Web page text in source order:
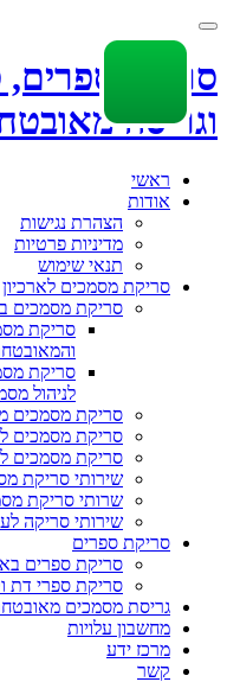
Toggle
navigation
סריקת
וגריסה
Skip
ראשי
אודות
הצהרת נגישות
מדיניות פרטיות
תנאי שימוש
סריקת מסמכים לארכיון
סריקת מסמכים
סריקת
סריקת
לניהול
סריקת מסמכים
סריקת מסמכים
סריקת מסמכים
שירותי סריקת
שרותי סריקת
שירותי סריקה
סריקת ספרים
סריקת ספרים
סריקת ספרי דת
גריסת מסמכים
מחשבון עלויות
מרכז ידע
קשר